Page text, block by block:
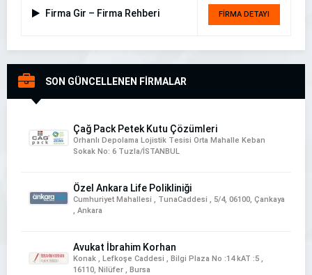
Firma Gir – Firma Rehberi FİRMA DETAYI
SON GÜNCELLENEN FİRMALAR
Çağ Pack Petek Kutu Çözümleri
Orhanlı Depolama Lojistik Tesisi Orta Mahalle Keban
Sokak No: 6 Tuzla/İSTANBUL
Özel Ankara Life Polikliniği
Cumhuriyet Mahallesi , TunaCaddesi , 5/4, 06100, Çankaya
, Ankara
Avukat İbrahim Korhan
Konak , Lefkoşe Caddesi , Bilgi Plaza No :14 kAT :5 ,
16110, Nilüfer , Bursa